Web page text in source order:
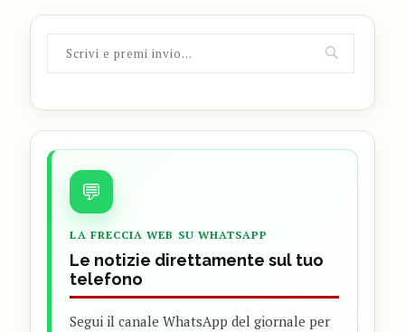
💬
LA FRECCIA WEB SU WHATSAPP
Le notizie direttamente sul tuo
telefono
Segui il canale WhatsApp del giornale per